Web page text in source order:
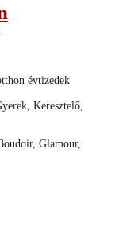
évtizedek
Keresztelő,
Glamour,